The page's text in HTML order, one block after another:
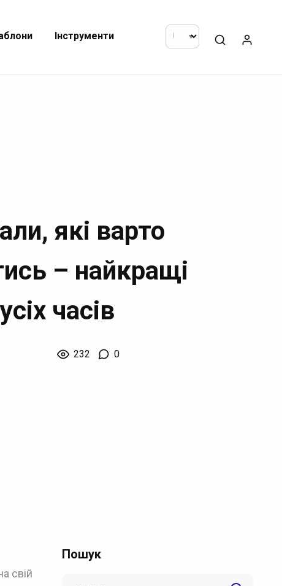
Інструменти
які варто
– найкращі
часів
232 0
свій
Пошук